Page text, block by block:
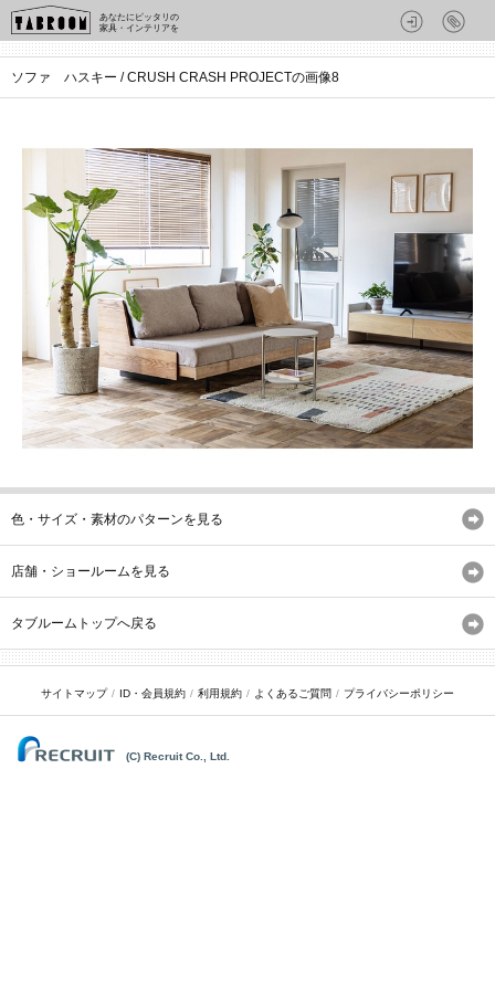
あなたにピッタリの
家具・インテリアを
ソファ ハスキー / CRUSH CRASH PROJECTの画像8
色・サイズ・素材のパターンを見る
店舗・ショールームを見る
タブルームトップへ戻る
サイトマップ ID・会員規約 利用規約 よくあるご質問 プライバシーポリシー
(C) Recruit Co., Ltd.